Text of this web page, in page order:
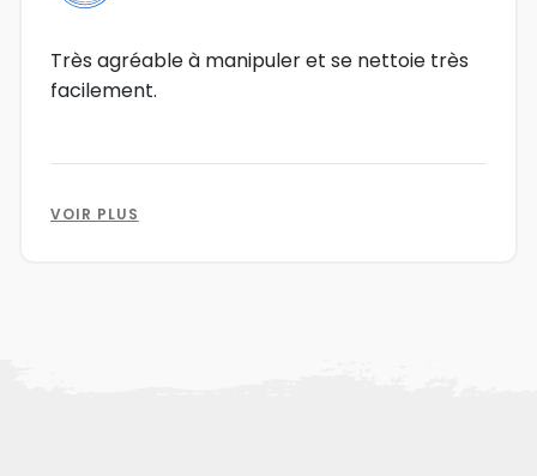
Très agréable à manipuler et se nettoie très
facilement.
VOIR PLUS